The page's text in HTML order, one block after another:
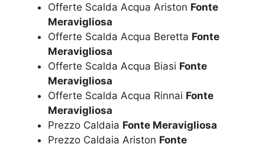
Offerte Scalda Acqua Ariston Fonte
Meravigliosa
Offerte Scalda Acqua Beretta Fonte
Meravigliosa
Offerte Scalda Acqua Biasi Fonte
Meravigliosa
Offerte Scalda Acqua Rinnai Fonte
Meravigliosa
Prezzo Caldaia Fonte Meravigliosa
Prezzo Caldaia Ariston Fonte